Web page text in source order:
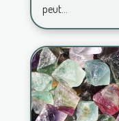
peut...